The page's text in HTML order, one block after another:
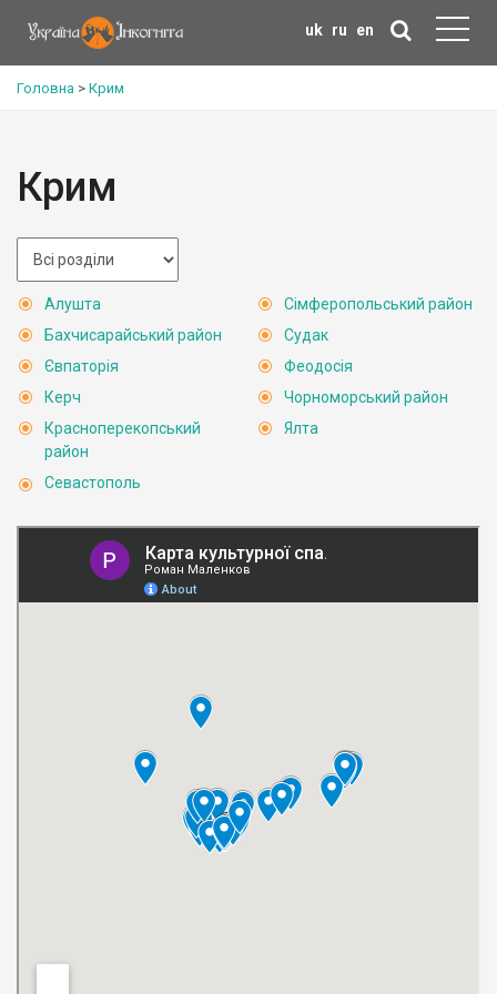
uk ru en
Головна > Крим
Крим
Алушта
Бахчисарайський район
Євпаторія
Керч
Красноперекопський
район
Севастополь
Сімферопольський район
Судак
Феодосія
Чорноморський район
Ялта